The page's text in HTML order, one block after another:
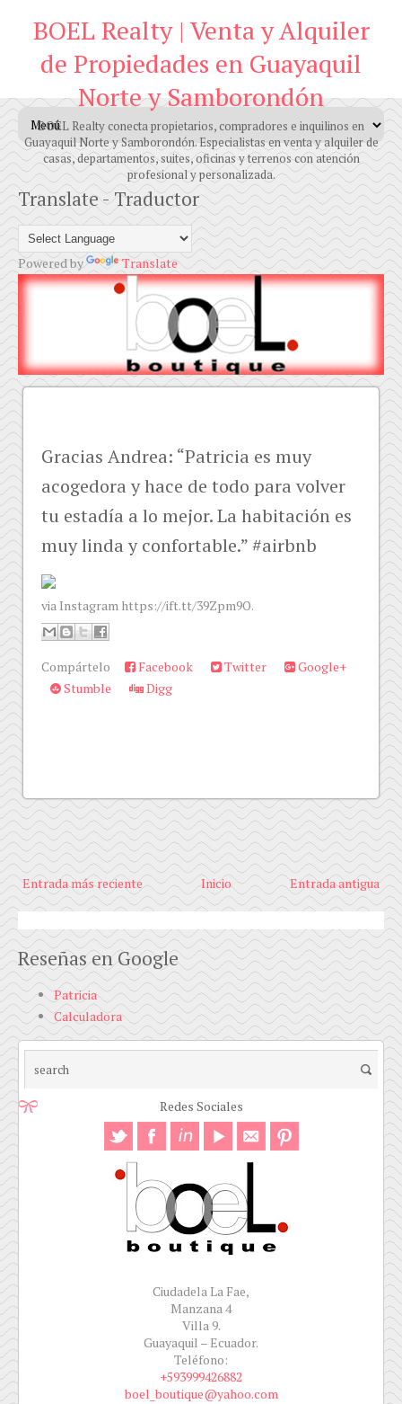
BOEL Realty | Venta y Alquiler
de Propiedades en Guayaquil
Norte y Samborondón
BOEL Realty conecta propietarios, compradores e inquilinos en
Guayaquil Norte y Samborondón. Especialistas en venta y alquiler de
casas, departamentos, suites, oficinas y terrenos con atención
profesional y personalizada.
Translate - Traductor
Powered by Translate
Gracias Andrea: “Patricia es muy
acogedora y hace de todo para volver
tu estadía a lo mejor. La habitación es
muy linda y confortable.” #airbnb
via Instagram https://ift.tt/39Zpm9O.
Compártelo Facebook Twitter
Google+
Stumble
Digg
Entrada más reciente Entrada antigua
Inicio
Reseñas en Google
Patricia
Calculadora
Redes Sociales
Ciudadela La Fae,
Manzana 4
Villa 9.
Guayaquil – Ecuador.
Teléfono:
+593999426882
boel_boutique@yahoo.com